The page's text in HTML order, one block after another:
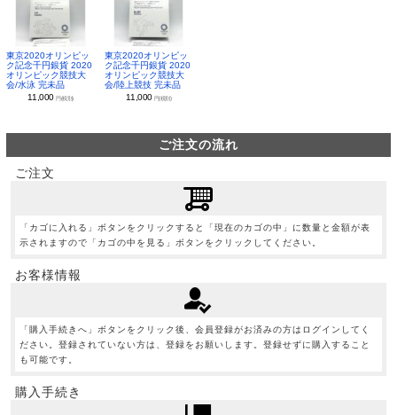
東京2020オリンピッ
ク記念千円銀貨 2020
オリンピック競技大
会/水泳 完未品
11,000円(税別)
東京2020オリンピッ
ク記念千円銀貨 2020
オリンピック競技大
会/陸上競技 完未品
11,000 円(税別)
ご注文の流れ
ご注文
「カゴに入れる」ボタンをクリックすると「現在のカゴの中」に数量と金額が表
示されますので「カゴの中を見る」ボタンをクリックしてください。
お客様情報
「購入手続きへ」ボタンをクリック後、会員登録がお済みの方はログインしてく
ださい。登録されていない方は、登録をお願いします。登録せずに購入すること
も可能です。
購入手続き